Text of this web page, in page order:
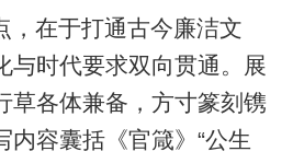
，在于打通古今廉洁文
与时代要求双向贯通。展
草各体兼备，方寸篆刻镌
内容囊括《官箴》“公生